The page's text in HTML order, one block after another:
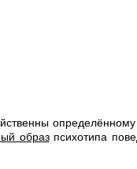
образпсихотипа